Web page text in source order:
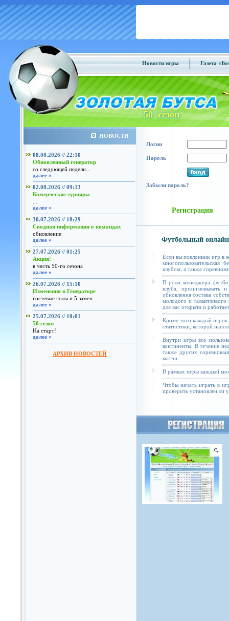
Новости игры Газета
50 сезон
НОВОСТИ
08.08.2026 // 22:10
Обновленный генератор
со следующей недели...
далее »
02.08.2026 // 09:13
Комерческие турниры
далее »
30.07.2026 // 18:29
Сводная информация о командах
обновление
далее »
27.07.2026 // 01:25
Акция!
в честь 50-го сезона
далее »
26.07.2026 // 15:10
Изменения в Генераторе
гостевые голы и 5 замен
далее »
25.07.2026 // 10:01
50 сезон
На старт!
далее »
АРХИВ НОВОСТЕЙ
Логин
Пароль
Забыли пароль?
Регистрация
Футбольный
Если вы поклонник игр в
клубом, а также
В роли менеджера
клуба, организовывать
обновления состава
молодого и талантливого
для вас открыта и
Кроме того каждый игрок
статистики, которой
Внутри игры все
континенты. В течение
также других
матчи.
В рамках игры каждый
Чтобы начать играть в
проверить установлен ли